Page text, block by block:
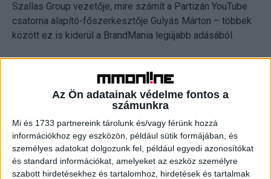
Az Ön adatainak védelme fontos a
számunkra
Mi és 1733 partnereink tárolunk és/vagy férünk hozzá
információkhoz egy eszközön, például sütik formájában, és
személyes adatokat dolgozunk fel, például egyedi azonosítókat
és standard információkat, amelyeket az eszköz személyre
szabott hirdetésekhez és tartalomhoz, hirdetések és tartalmak
Szallas Group vezetője, mire számít a Partizán YouTube
csatorna alapító-főszerkesztője Gulyás Márton – többek
között ez is kiderül a BrandMania legújabb adásából.